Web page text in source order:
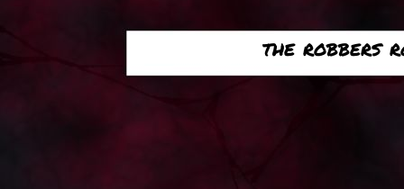
the robbers